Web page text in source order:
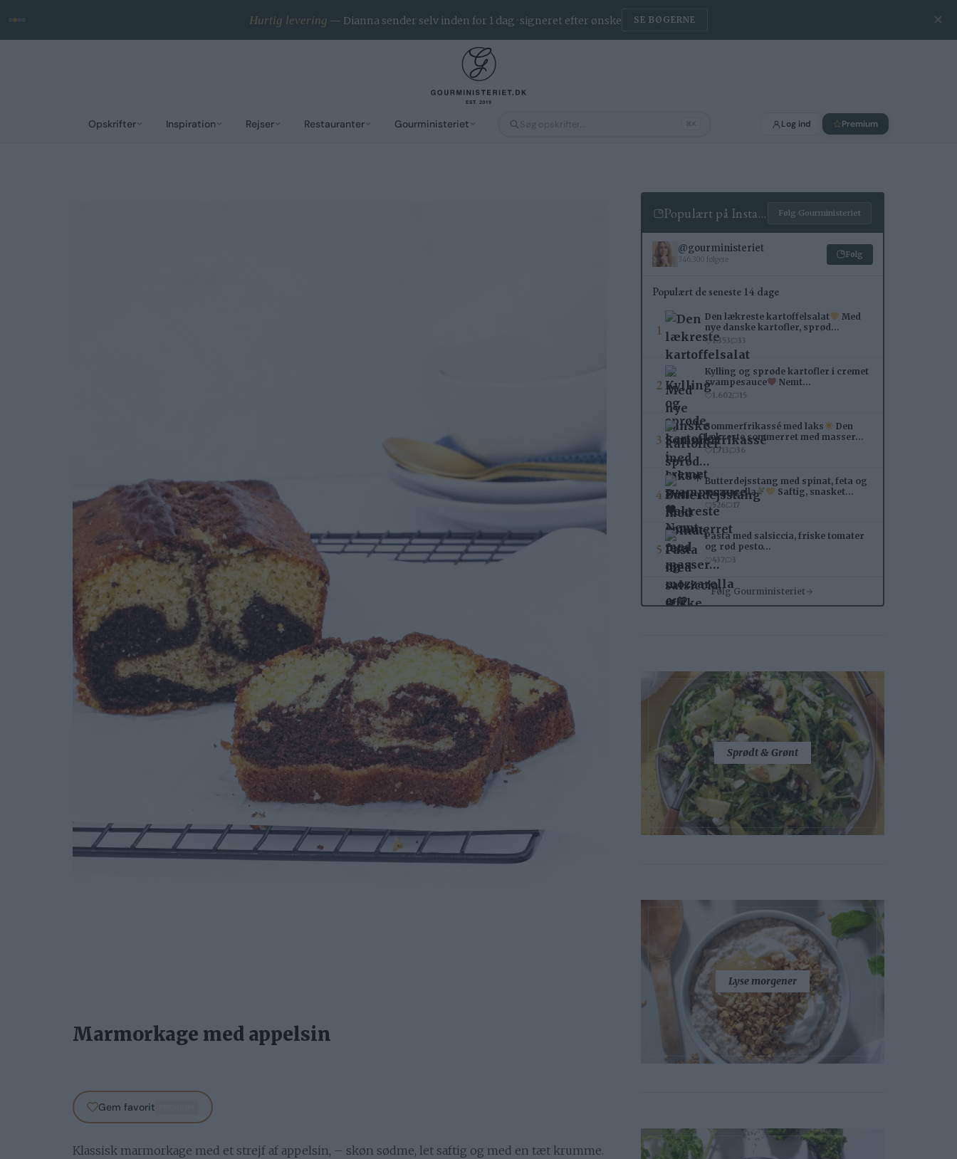
Opskrifter Inspiration Rejser Restauranter Gourministeriet ⌘K Log ind Premium
Ingen reklamer · Gem favoritter · App til iOS & Android— næringsindhold på alle opskrifter BLIV MEDLEM ✕
Marmorkage med appelsin
Gem favorit
Klassisk marmorkage med et strejf af appelsin, – skøn sødme, let saftig og med en tæt krumme.
Populært på Instagram Følg Gourministeriet
@gourministeriet
346.300 følgere
Følg
Populært de seneste 14 dage
1
Den lækreste kartoffelsalat
Med
nye danske kartofler, sprød…
1.353 33
2
Kylling og sprøde kartofler i cremet
svampesauce
Nemt…
1.602 15
3
Sommerfrikassé med laks
Den
lækreste sommerret med masser…
1.713 36
4
Butterdejsstang med spinat, feta og
mozzarella
Saftig, snasket…
526 17
5
Pasta med salsiccia, friske tomater
og rød pesto…
437 3
Følg Gourministeriet
Sprødt & Grønt
Lyse morgener